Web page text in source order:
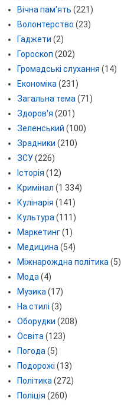
Вічна пам'ять (221)
Волонтерство (23)
Гаджети (2)
Гороскоп (202)
Громадські слухання (14)
Економіка (231)
Загальна тема (71)
Здоров'я (201)
Зеленський (100)
Зрадники (210)
ЗСУ(226)
Історія (12)
Кримінал (1 334)
Кулінарія (141)
Культура (111)
Маркетинг(1)
Медицина (54)
Міжнарождна політика (5)
Мода (4)
Музика (17)
На стилі (3)
Оборудки (208)
Освіта (123)
Погода (5)
Подорожі (13)
Політика (272)
Поліція (260)